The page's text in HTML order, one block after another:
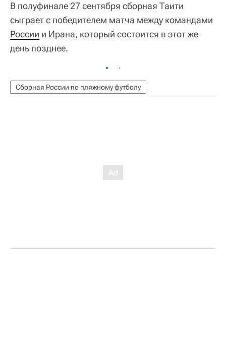
В полуфинале 27 сентября сборная Таити
сыграет с победителем матча между командами
России и Ирана, который состоится в этот же
день позднее.
Сборная России по пляжному футболу